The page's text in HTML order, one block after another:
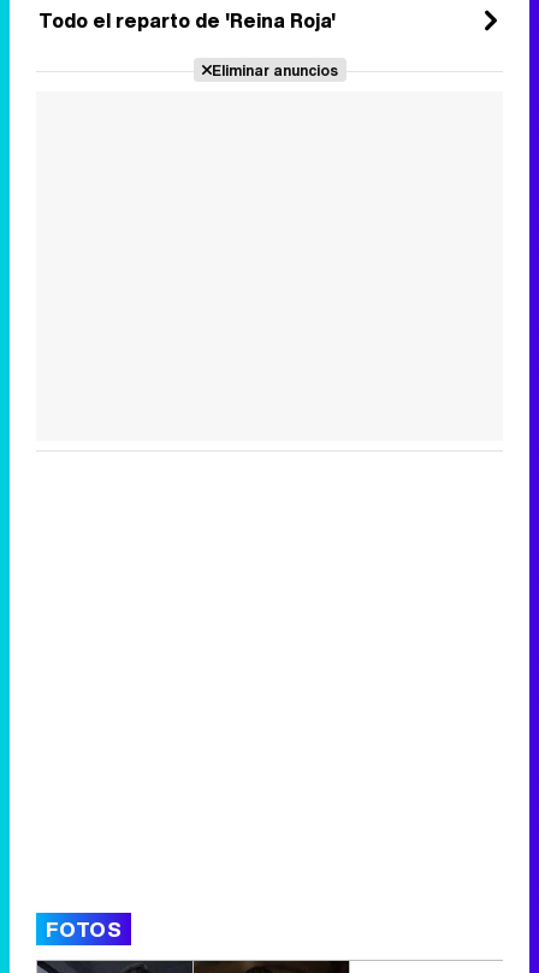
Todo el reparto de 'Reina Roja'
Eliminar anuncios
FOTOS